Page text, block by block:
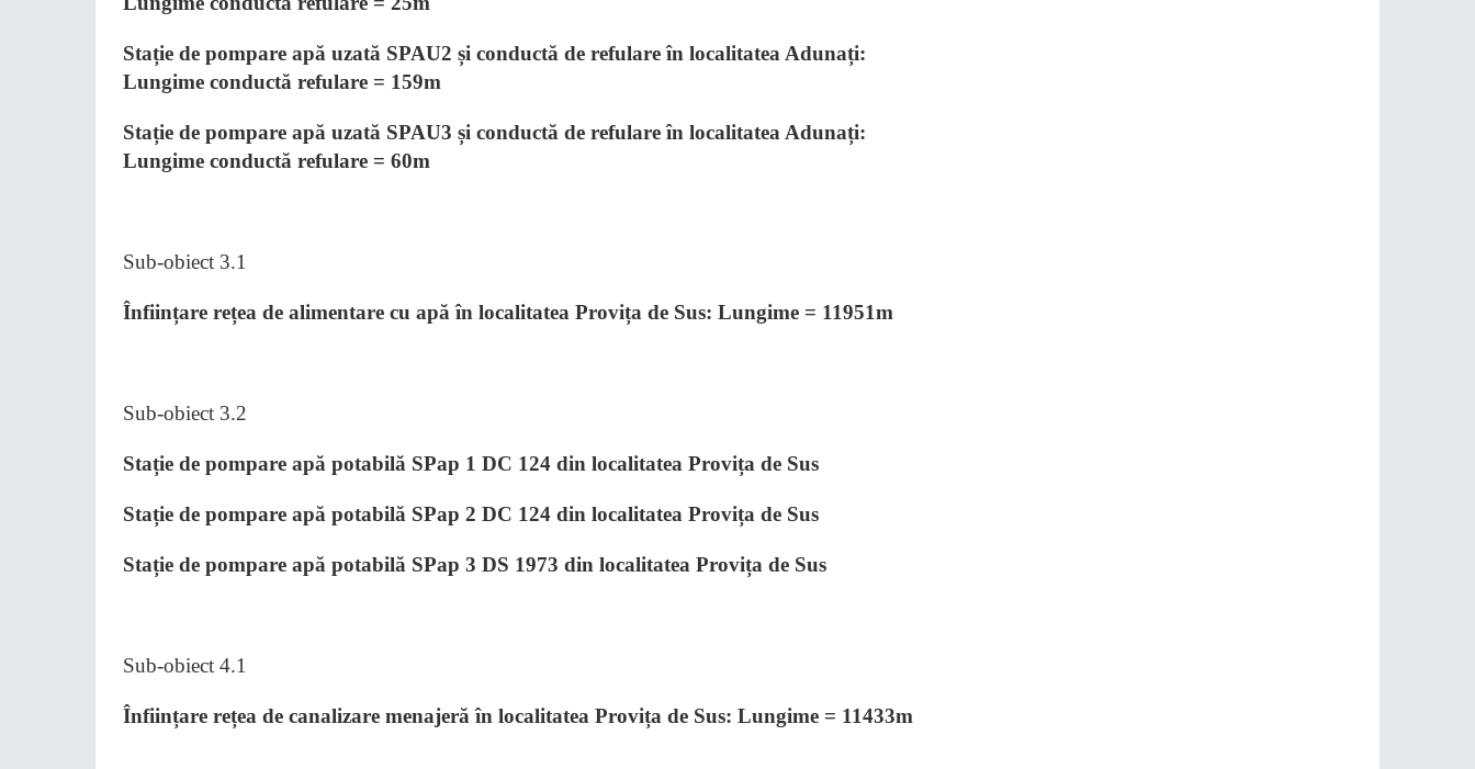
Stație de pompare apă uzată SPAU2 și conductă de refulare în localitatea Adunați:
Lungime conductă refulare = 159m
Stație de pompare apă uzată SPAU3 și conductă de refulare în localitatea Adunați:
Lungime conductă refulare = 60m
Sub-obiect 3.1
Înființare rețea de alimentare cu apă în localitatea Provița de Sus: Lungime = 11951m
Sub-obiect 3.2
Stație de pompare apă potabilă SPap 1 DC 124 din localitatea Provița de Sus
Stație de pompare apă potabilă SPap 2 DC 124 din localitatea Provița de Sus
Stație de pompare apă potabilă SPap 3 DS 1973 din localitatea Provița de Sus
Sub-obiect 4.1
Înființare rețea de canalizare menajeră în localitatea Provița de Sus: Lungime = 11433m